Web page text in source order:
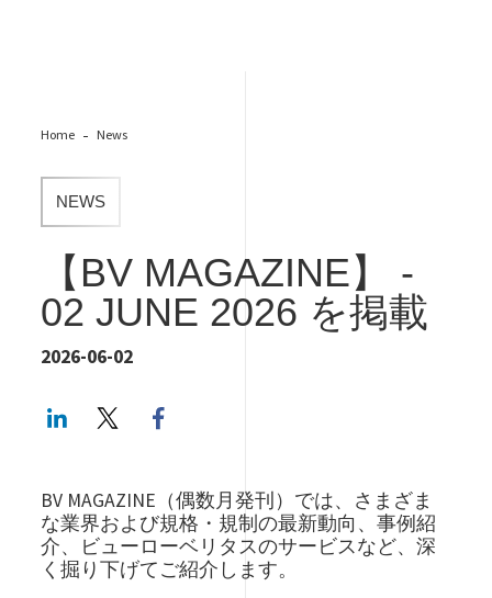
Home News
NEWS
【BV MAGAZINE】 -
02 JUNE 2026 を掲載
2026-06-02
LinkedInTwitter
BV MAGAZINE（偶数月発刊）では、さまざま
な業界および規格・規制の最新動向、事例紹
介、ビューローベリタスのサービスなど、深
く掘り下げてご紹介します。